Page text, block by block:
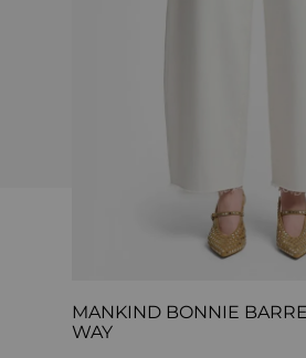
MANKIND BONNIE
WAY